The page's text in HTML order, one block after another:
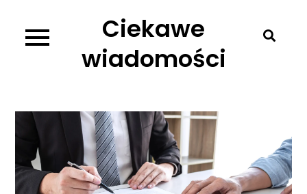
content
Ciekawe
wiadomości